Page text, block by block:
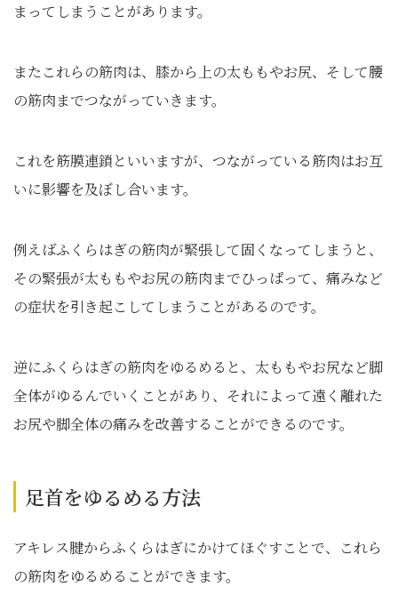
まってしまうことがあります。
またこれらの筋肉は、膝から上の太ももやお尻、そして腰
の筋肉までつながっていきます。
これを筋膜連鎖といいますが、つながっている筋肉はお互
いに影響を及ぼし合います。
例えばふくらはぎの筋肉が緊張して固くなってしまうと、
その緊張が太ももやお尻の筋肉までひっぱって、痛みなど
の症状を引き起こしてしまうことがあるのです。
逆にふくらはぎの筋肉をゆるめると、太ももやお尻など脚
全体がゆるんでいくことがあり、それによって遠く離れた
お尻や脚全体の痛みを改善することができるのです。
足首をゆるめる方法
アキレス腱からふくらはぎにかけてほぐすことで、これら
の筋肉をゆるめることができます。